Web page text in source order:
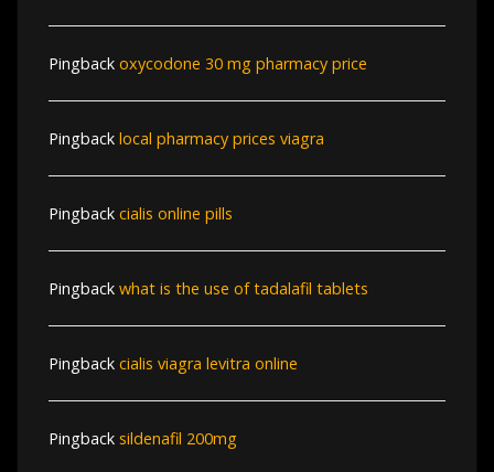
Pingback oxycodone 30 mg pharmacy price
Pingback local pharmacy prices viagra
Pingback cialis online pills
Pingback what is the use of tadalafil tablets
Pingback cialis viagra levitra online
Pingback sildenafil 200mg